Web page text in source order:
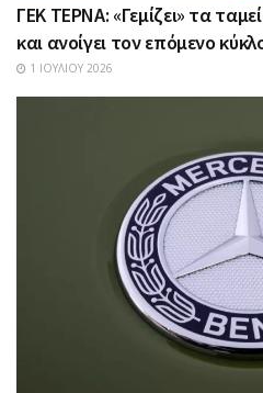
ΓΕΚ ΤΕΡΝΑ: «Γεμίζει» τα
και ανοίγει τον επόμενο
1 ΙΟΥΛΊΟΥ 2026